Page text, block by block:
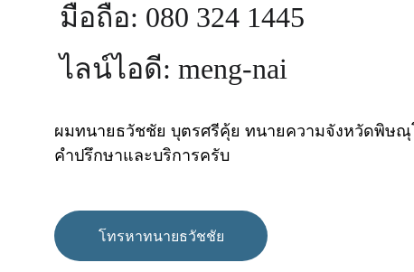
มือถือ: 080 324 1445
ไลน์ไอดี: meng-nai
ผมทนายธวัชชัย บุตรศรีคุ้ย ทนายความจังหวัดพิษณุ
คำปรึกษาและบริการครับ
โทรหาทนายธวัชชัย